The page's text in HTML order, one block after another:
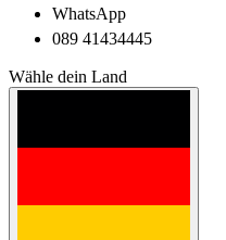
WhatsApp
089 41434445
Wähle dein Land